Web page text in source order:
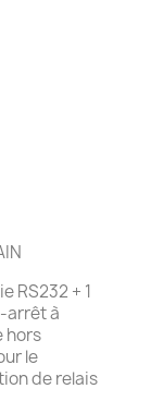
RS232 + 1
arrêt à
hors
le
de relais